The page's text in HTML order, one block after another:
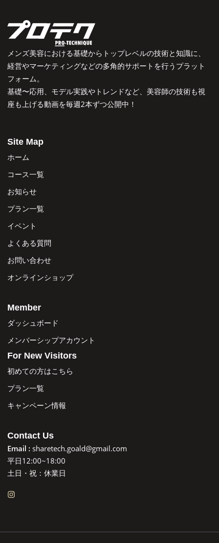
メンズ美容における基礎からトップレベルの技術と知識に、
経営やマーケティングなどの多角的サポートを行うプラット
フォーム。
基礎〜応用、モデル実践やトレンドなど、美容師の技術も視
座も上げる動画を毎週2本ずつ公開中！
Site Map
ホーム
コース一覧
お知らせ
プラン一覧
イベント
よくある質問
お問い合わせ
オンラインショップ
Member
ダッシュボード
メンバーシップアカウント
For New Visitors
初めての方はこちら
プラン一覧
キャンペーン情報
Contact Us
Email : sharetech.goald@gmail.com
平日12:00~18:00
土日・祝：休業日